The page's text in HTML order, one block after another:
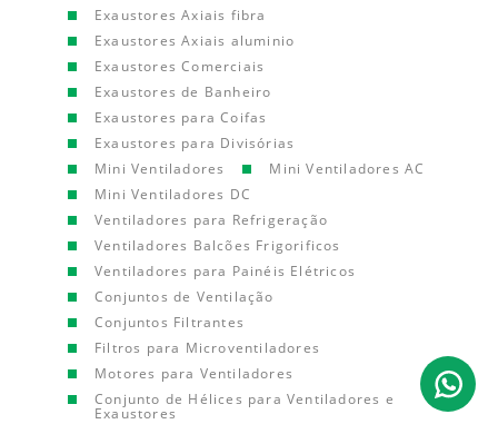
Exaustores Axiais fibra
Exaustores Axiais aluminio
Exaustores Comerciais
Exaustores de Banheiro
Exaustores para Coifas
Exaustores para Divisórias
Mini Ventiladores
Mini Ventiladores AC
Mini Ventiladores DC
Ventiladores para Refrigeração
Ventiladores Balcões Frigorificos
Ventiladores para Painéis Elétricos
Conjuntos de Ventilação
Conjuntos Filtrantes
Filtros para Microventiladores
Motores para Ventiladores
Conjunto de Hélices para Ventiladores e
Exaustores